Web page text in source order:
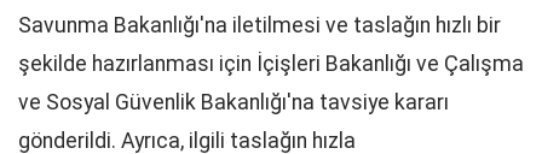
Savunma Bakanlığı'na iletilmesi ve taslağın hızlı bir
şekilde hazırlanması için İçişleri Bakanlığı ve Çalışma
ve Sosyal Güvenlik Bakanlığı'na tavsiye kararı
gönderildi. Ayrıca, ilgili taslağın hızla